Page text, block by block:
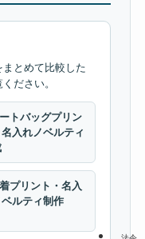
とめて比較した
ださい。
ートバッグプリン
名入れノベルティ
プリント・名入
ルティ制作